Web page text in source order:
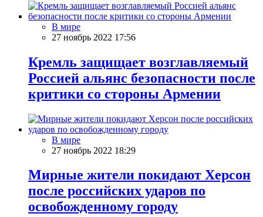
В мире
27 ноябрь 2022 17:56
Кремль защищает возглавляемый
Россией альянс безопасности после
критики со стороны Армении
В мире
27 ноябрь 2022 18:29
Мирные жители покидают Херсон
после российских ударов по
освобожденному городу